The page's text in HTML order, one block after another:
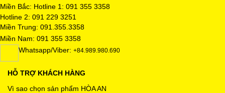
Miền Bắc: Hotline 1: 091 355 3358
Hotline 2: 091 229 3251
Miền Trung: 091.355.3358
Miền Nam: 091 355 3358
Whatsapp/Viber: +84.989.980.690
HỖ TRỢ KHÁCH HÀNG
Vì sao chọn sản phẩm HÒA AN